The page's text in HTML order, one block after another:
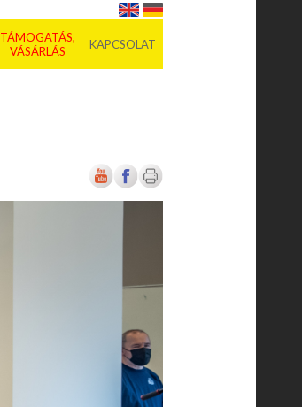
TÁMOGATÁS,
VÁSÁRLÁS
KAPCSOLAT